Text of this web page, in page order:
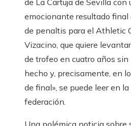
de La Cartuja de Sevilla con
emocionante resultado final
de penaltis para el Athletic
Vizacino, que quiere
de trofeo en cuatro años sin
hecho y, precisamente, en
de final», se puede leer en
federación.